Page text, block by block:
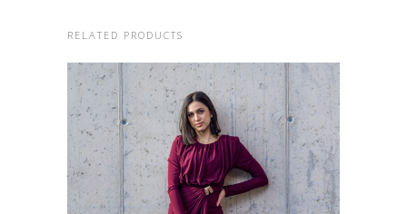
RELATED PRODUCTS